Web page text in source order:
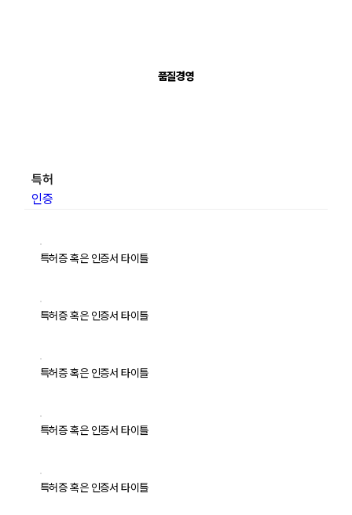
품질경영
특허
인증
특허증 혹은 인증서 타이틀
특허증 혹은 인증서 타이틀
특허증 혹은 인증서 타이틀
특허증 혹은 인증서 타이틀
특허증 혹은 인증서 타이틀